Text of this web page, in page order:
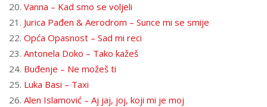
20. Vanna – Kad smo se voljeli
21. Jurica Pađen & Aerodrom – Sunce mi se smije
22. Opća Opasnost – Sad mi reci
23. Antonela Doko – Tako kažeš
24. Buđenje – Ne možeš ti
25. Luka Basi – Taxi
26. Alen Islamović – Aj jaj, joj, koji mi je moj